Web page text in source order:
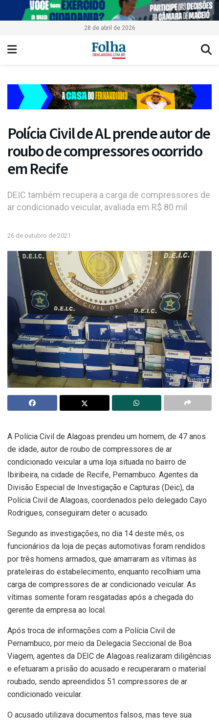
28 de abril de 2026
Polícia Civil de AL prende autor de
roubo de compressores ocorrido
em Recife
DEIC também recupera a carga de compressores de
ar condicionado veicular, avaliada em R$ 80 mil
26 de outubro de 2021
A Polícia Civil de Alagoas prendeu um homem, de 47 anos
de idade, autor de roubo de compressores de ar
condicionado veicular a uma loja situada no bairro de
Ibiribeira, na cidade de Recife, Pernambuco. Agentes da
Divisão Especial de Investigação e Capturas (Deic), da
Polícia Civil de Alagoas, coordenados pelo delegado Cayo
Rodrigues, conseguiram deter o acusado.
Segundo as investigações, no dia 14 deste mês, os
funcionários da loja de peças automotivas foram rendidos
por três homens armados, que amarraram as vítimas às
prateleiras do estabelecimento, enquanto recolhiam uma
carga de compressores de ar condicionado veicular. As
vítimas somente foram resgatadas após a chegada do
gerente da empresa ao local.
Após troca de informações com a Polícia Civil de
Pernambuco, por meio da Delegacia Seccional de Boa
Viagem, agentes da DEIC de Alagoas realizaram diligências
e efetuaram a prisão do acusado e recuperaram o material
roubado, sendo apreendidos 51 compressores de ar
condicionado veicular.
O acusado utilizava documentos falsos, mas teve sua